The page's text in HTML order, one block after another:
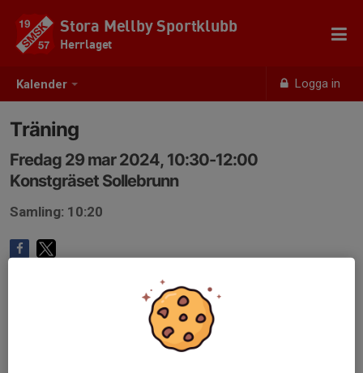
Kalender Logga in
Stora Mellby Sportklubb
Herrlaget
Träning
Fredag 29 mar 2024, 10:30-12:00
Konstgräset Sollebrunn
Samling: 10:20